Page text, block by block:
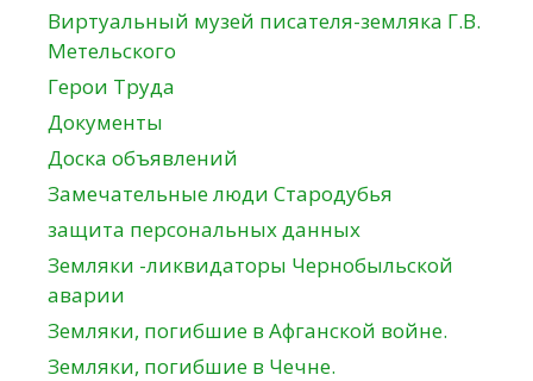
Виртуальный музей писателя-земляка Г.В.
Метельского
Герои Труда
Документы
Доска объявлений
Замечательные люди Стародубья
защита персональных данных
Земляки -ликвидаторы Чернобыльской
аварии
Земляки, погибшие в Афганской войне.
Земляки, погибшие в Чечне.